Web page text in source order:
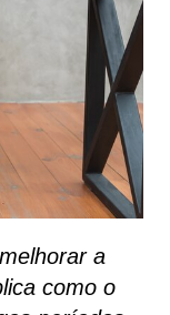
a
como o